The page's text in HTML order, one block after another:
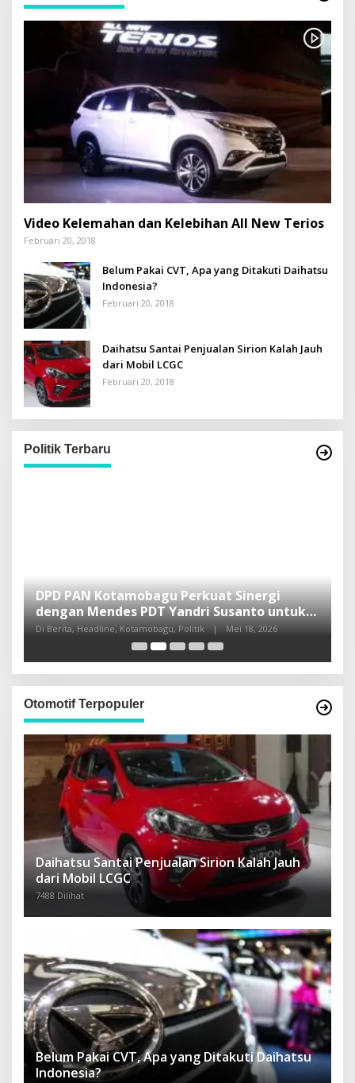
Video Kelemahan dan Kelebihan All New Terios
Februari 20, 2018
Belum Pakai CVT, Apa yang Ditakuti Daihatsu
Indonesia?
Februari 20, 2018
Daihatsu Santai Penjualan Sirion Kalah Jauh
dari Mobil LCGC
Februari 20, 2018
Politik Terbaru
DPD PAN Kotamobagu Perkuat Sinergi
dengan Mendes PDT Yandri Susanto untuk
Pembangunan Sulut
Di Berita, Headline, Kotamobagu, Politik | Mei 18, 2026
Otomotif Terpopuler
Daihatsu Santai Penjualan Sirion Kalah Jauh
dari Mobil LCGC
7488 Dilihat
Belum Pakai CVT, Apa yang Ditakuti Daihatsu
Indonesia?